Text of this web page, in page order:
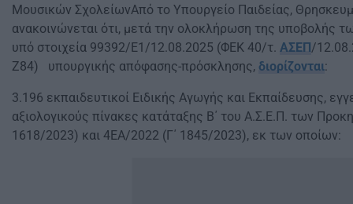
Μουσικών ΣχολείωνΑπό το Υπουργείο Παιδείας,
ανακοινώνεται ότι, μετά την ολοκλήρωση της υποβολής
υπό στοιχεία 99392/Ε1/12.08.2025 (ΦΕΚ 40/τ. ΑΣΕΠ/
Ζ84) υπουργικής απόφασης-πρόσκλησης, διορίζονται:
3.196 εκπαιδευτικοί Ειδικής Αγωγής και Εκπαίδευσης,
αξιολογικούς πίνακες κατάταξης Β΄ του Α.Σ.Ε.Π. των
1618/2023) και 4ΕΑ/2022 (Γ΄ 1845/2023), εκ των οποίων: